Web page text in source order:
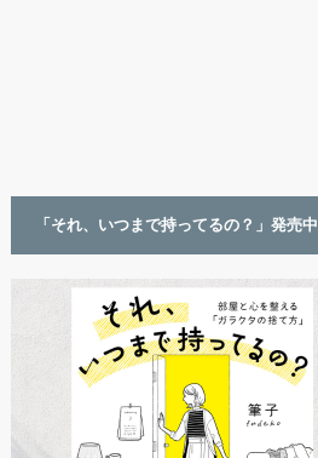
「それ、いつまで持ってるの？」発売中